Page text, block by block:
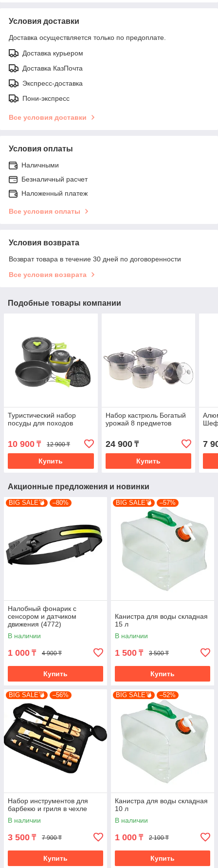
Условия доставки
Доставка осуществляется только по предоплате.
Доставка курьером
Доставка КазПочта
Экспресс-доставка
Пони-экспресс
Все условия доставки
Условия оплаты
Наличными
Безналичный расчет
Наложенный платеж
Все условия оплаты
Условия возврата
Возврат товара в течение 30 дней по договоренности
Все условия возврата
Подобные товары компании
Туристический набор
посуды для походов
10 900 ₸ 12 900 ₸
Купить
Набор кастрюль Богатый
урожай 8 предметов
24 900₸
Купить
7
Акционные предложения и новинки
BIG SALE💣 –80%
Налобный фонарик с
сенсором и датчиком
движения (4772)
В наличии
1 000 ₸ 4 900 ₸
Купить
BIG SALE💣 –57%
Канистра для воды складная
15 л
В наличии
1 500 ₸ 3 500 ₸
Купить
BIG SALE💣 –56%
Набор инструментов для
барбекю и гриля в чехле
В наличии
3 500 ₸ 7 900 ₸
Купить
BIG SALE💣 –52%
Канистра для воды складная
10 л
В наличии
1 000 ₸ 2 100 ₸
Купить